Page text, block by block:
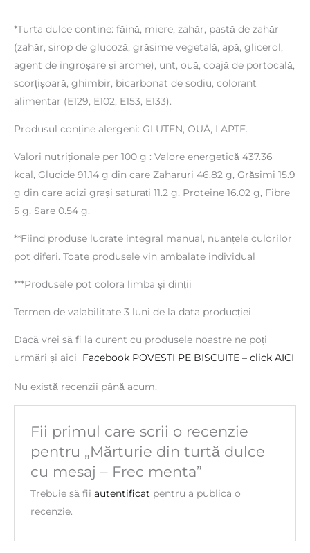
*Turta dulce contine: făină, miere, zahăr, pastă de zahăr
(zahăr, sirop de glucoză, grăsime vegetală, apă, glicerol,
agent de îngroșare și arome), unt, ouă, coajă de portocală,
scorțișoară, ghimbir, bicarbonat de sodiu, colorant
alimentar (E129, E102, E153, E133).
Produsul conține alergeni: GLUTEN, OUĂ, LAPTE.
Valori nutriționale per 100 g : Valore energetică 437.36
kcal, Glucide 91.14 g din care Zaharuri 46.82 g, Grăsimi 15.9
g din care acizi grași saturați 11.2 g, Proteine 16.02 g, Fibre
5 g, Sare 0.54 g.
**Fiind produse lucrate integral manual, nuanțele culorilor
pot diferi. Toate produsele vin ambalate individual
***Produsele pot colora limba și dinții
Termen de valabilitate 3 luni de la data producției
Dacă vrei să fi la curent cu produsele noastre ne poți
urmări și aici Facebook POVESTI PE BISCUITE – click AICI
Nu există recenzii până acum.
Fii primul care scrii o recenzie
pentru „Mărturie din turtă dulce
cu mesaj – Frec menta”
Trebuie să fiiautentificat pentru a publica o
recenzie.